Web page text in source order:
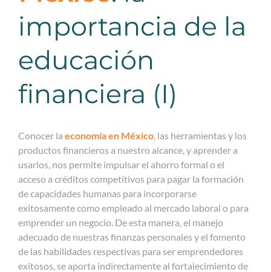
importancia de la
educación
financiera (I)
Conocer la economía en México, las herramientas y los
productos financieros a nuestro alcance, y aprender a
usarlos, nos permite impulsar el ahorro formal o el
acceso a créditos competitivos para pagar la formación
de capacidades humanas para incorporarse
exitosamente como empleado al mercado laboral o para
emprender un negocio. De esta manera, el manejo
adecuado de nuestras finanzas personales y el fomento
de las habilidades respectivas para ser emprendedores
exitosos, se aporta indirectamente al fortalecimiento de